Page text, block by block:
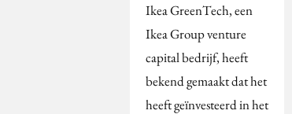
Ikea GreenTech, een
Ikea Group venture
capital bedrijf, heeft
bekend gemaakt dat het
heeft geïnvesteerd in het